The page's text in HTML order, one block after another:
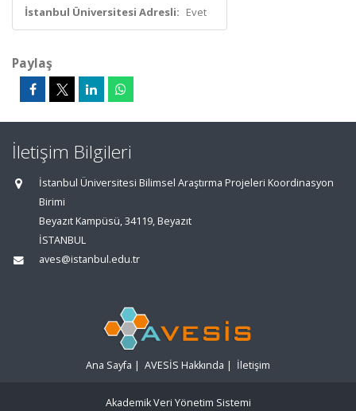
İstanbul Üniversitesi Adresli: Evet
Paylaş
İletişim Bilgileri
İstanbul Üniversitesi Bilimsel Araştırma Projeleri Koordinasyon
Birimi
Beyazıt Kampüsü, 34119, Beyazıt
İSTANBUL
aves@istanbul.edu.tr
Ana Sayfa | AVESİS Hakkında | İletişim
Akademik Veri Yönetim Sistemi